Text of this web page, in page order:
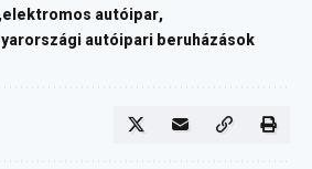
elektromos autóipar
autóipari beruházások